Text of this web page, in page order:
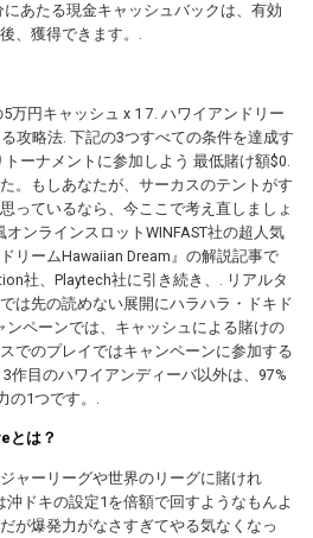
あたる現金キャッシュバックは、有効
、獲得できます。.
万円キャッシュ x 1 7. ハワイアンドリー
攻略法. 下記の3つすべての条件を達成す
ーナメントに参加しよう 最低賭け額$0.
。もしあなたが、サーカスのテントがす
っているなら、今ここで考え直しましょ
ンラインスロットWINFAST社の超人気
リームHawaiian Dream』の解説記事で
社、Playtech社に引き続き、. リアルタ
は先の読めない展開にハラハラ・ドキド
ンペーンでは、キャッシュによる賭けの
でのプレイではキャンペーンに参加する
作目のハワイアンディーバ以外は、97%
の1つです。.
とは？
ャーリーグや世界のリーグに賭けれ
ドキの設定1を倍額で回すようなもんよ
が爆発力がなさすぎてやる気なくなっ